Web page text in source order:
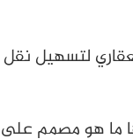
لتسهيل
ما هو مصمم على